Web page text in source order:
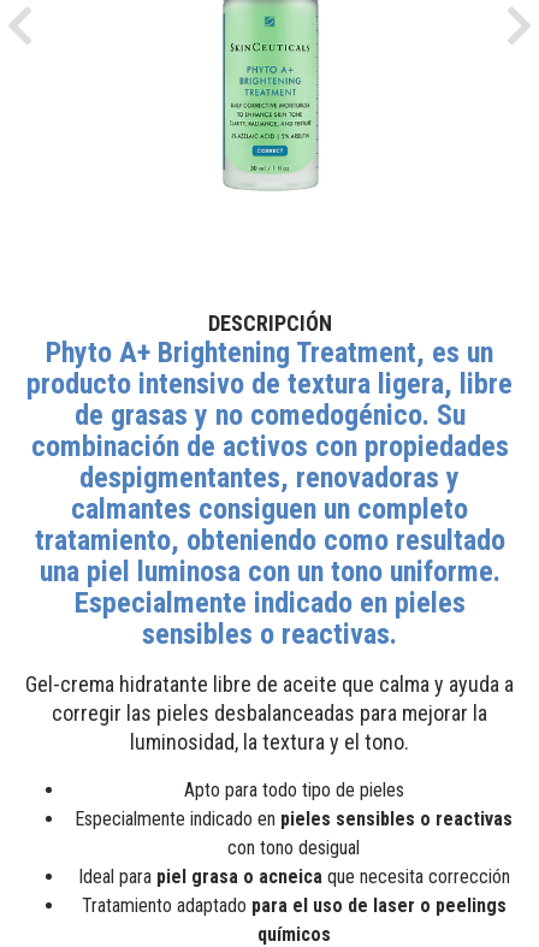
Previous
DESCRIPCIÓN
Phyto A+ Brightening Treatment, es un
producto intensivo de textura ligera, libre
de grasas y no comedogénico. Su
combinación de activos con propiedades
despigmentantes, renovadoras y
calmantes consiguen un completo
tratamiento, obteniendo como resultado
una piel luminosa con un tono uniforme.
Especialmente indicado en pieles
sensibles o reactivas.
Gel-crema hidratante libre de aceite que calma y ayuda a
corregir las pieles desbalanceadas para mejorar la
luminosidad, la textura y el tono.
Apto para todo tipo de pieles
Especialmente indicado en pieles sensibles o reactivas
con tono desigual
Ideal parapiel grasa o acneica que necesita corrección
Tratamiento adaptado para el uso de laser o peelings
químicos